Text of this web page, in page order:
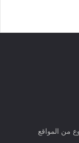
من المواقع